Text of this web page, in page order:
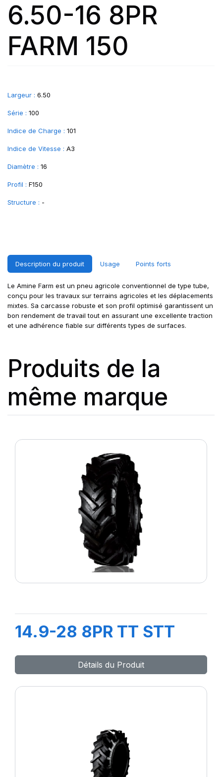
6.50-16 8PR
FARM 150
Largeur : 6.50
Série : 100
Indice de Charge : 101
Indice de Vitesse : A3
Diamètre : 16
Profil : F150
Structure : -
Description du produit Usage Points forts
Le Amine Farm est un pneu agricole conventionnel de type tube,
conçu pour les travaux sur terrains agricoles et les déplacements
mixtes. Sa carcasse robuste et son profil optimisé garantissent un
bon rendement de travail tout en assurant une excellente traction
et une adhérence fiable sur différents types de surfaces.
Produits de la
même marque
14.9-28 8PR TT STT
Détails du Produit